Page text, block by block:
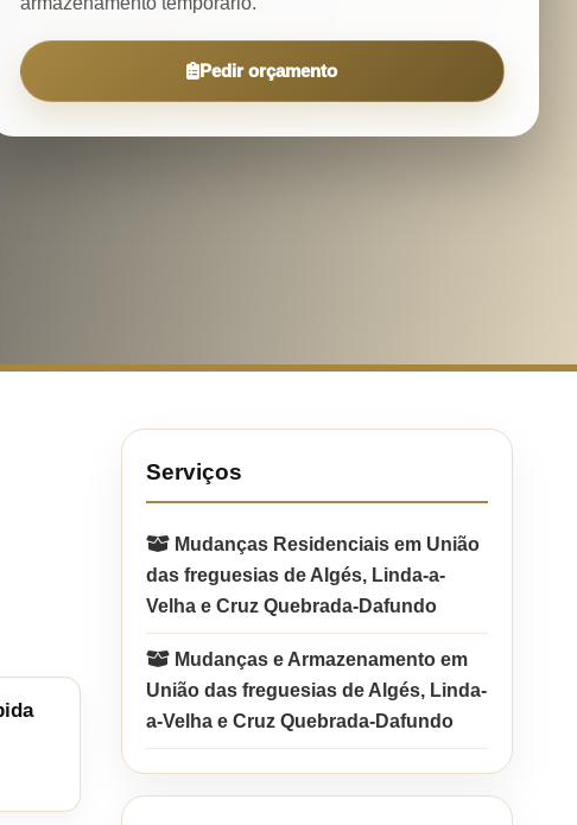
Pedir orçamento
Serviços
Mudanças Residenciais em União
das freguesias de Algés, Linda-a-
Velha e Cruz Quebrada-Dafundo
Mudanças e Armazenamento em
União das freguesias de Algés, Linda-
a-Velha e Cruz Quebrada-Dafundo